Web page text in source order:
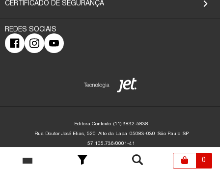
0
CERTIFICADO DE SEGURANÇA
Editora Contexto (11) 3832-5838
Rua Doutor José Elias, 520 Alto da Lapa 05083-030 São Paulo SP
57.105.736/0001-41
Lapa - São Paulo/SP - 05083-030 | contato@editoracontexto.com.br | +55 11